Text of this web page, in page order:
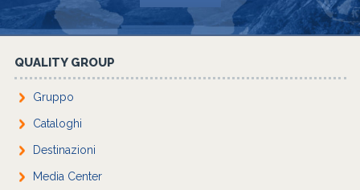
QUALITY GROUP
Gruppo
Cataloghi
Destinazioni
Media Center